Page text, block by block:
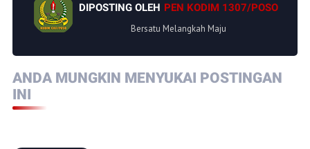
DIPOSTING OLEH PEN KODIM 1307/POSO
Bersatu Melangkah Maju
ANDA MUNGKIN MENYUKAI POSTINGAN
INI